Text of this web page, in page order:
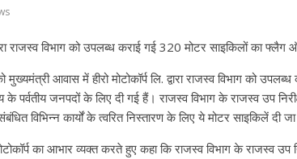
राजस्व विभाग को उपलब्ध कराई गई 320 मोटर साइकिलों का
आवास में हीरो मोटोकॉर्प लि. द्वारा राजस्व विभाग को
जनपदों के लिए दी गई हैं। राजस्व विभाग के राजस्व उप
विभिन्न कार्यों के त्वरित निस्तारण के लिए ये मोटर साइकिलें दी जा
का आभार व्यक्त करते हुए कहा कि राजस्व विभाग के राजस्व उप